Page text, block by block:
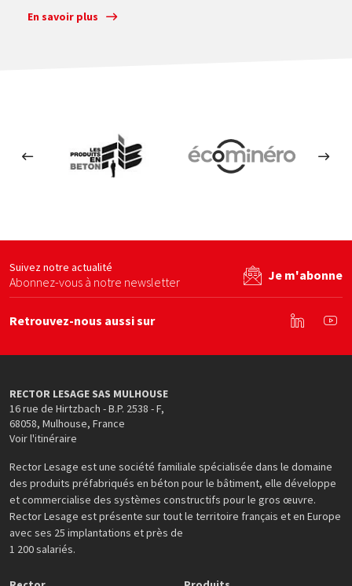
En savoir plus
Suivez notre actualité
Abonnez-vous à notre newsletter Je m'abonne
Retrouvez-nous aussi sur
Linkedin
RECTOR LESAGE SAS MULHOUSE
16 rue de Hirtzbach - B.P. 2538 - F,
68058, Mulhouse, France
Voir l'itinéraire
Rector Lesage est une société familiale spécialisée dans le domaine
des produits préfabriqués en béton pour le bâtiment, elle développe
et commercialise des systèmes constructifs pour le gros œuvre.
Rector Lesage est présente sur tout le territoire français et en Europe
avec ses 25 implantations et près de
1 200 salariés.